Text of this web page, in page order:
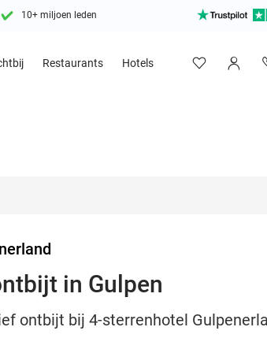
10+ miljoen leden
Restaurants Hotels
in Gulpen
ontbijt bij 4-sterrenhotel